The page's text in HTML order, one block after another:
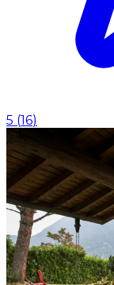
5 (16)